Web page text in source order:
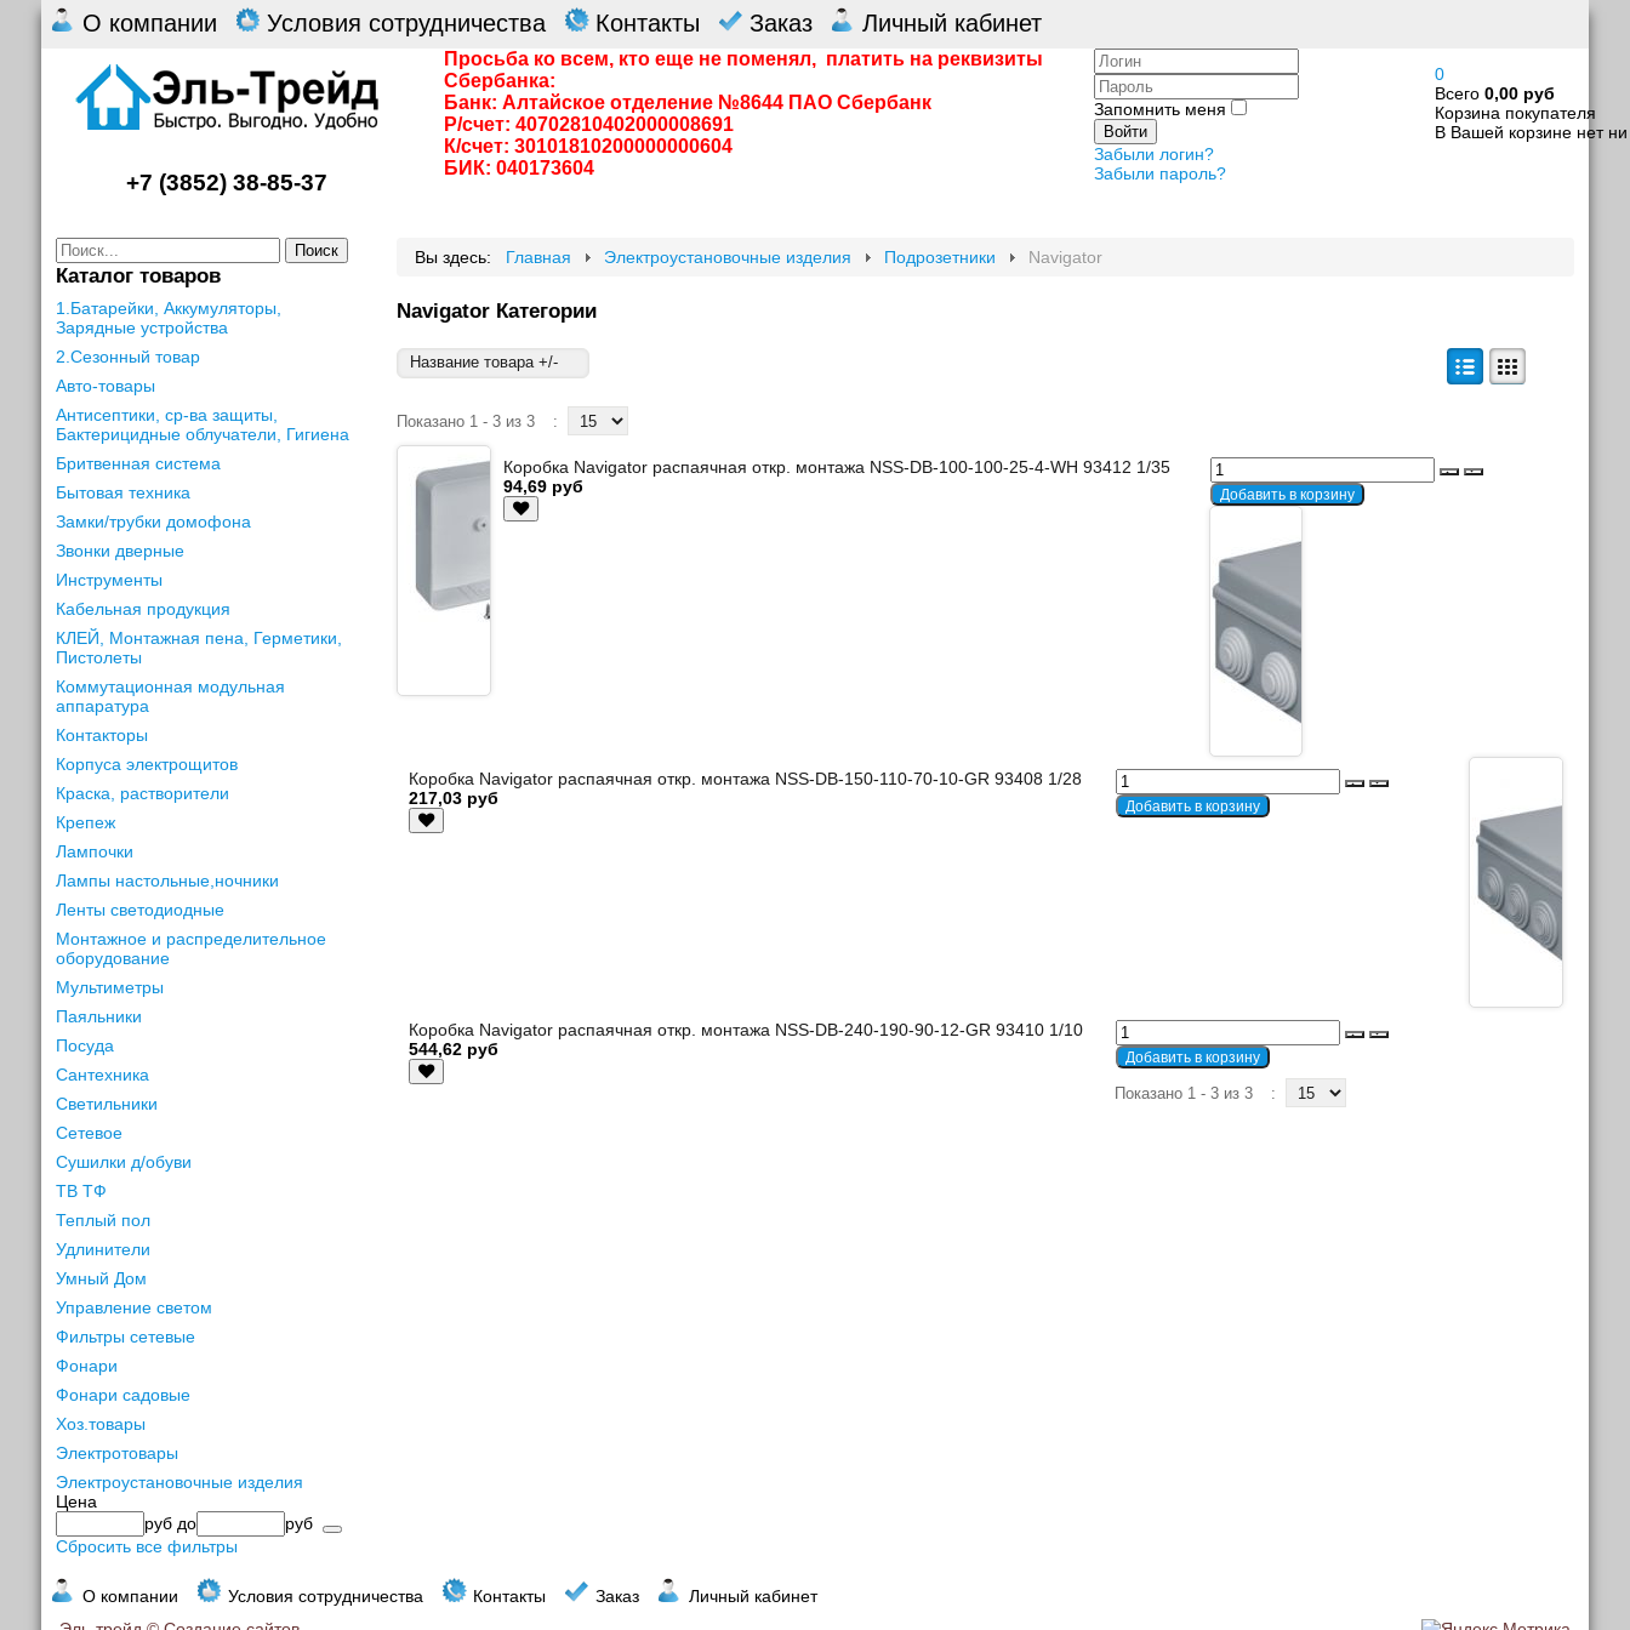
О компании Условия сотрудничества Контакты Заказ Личный кабинет
0
Всего 0,00 руб
Корзина покупателя
В Вашей корзине нет ни
Логин
Пароль
Запомнить меня
Войти
Забыли логин?
Забыли пароль?
Просьба ко всем, кто еще не поменял, платить на реквизиты
Сбербанка:
Банк: Алтайское отделение №8644 ПАО Сбербанк
Р/счет: 40702810402000008691
К/счет: 30101810200000000604
БИК: 040173604
+7 (3852) 38-85-37
Поиск
Каталог товаров
1.Батарейки, Аккумуляторы,
Зарядные устройства
2.Сезонный товар
Авто-товары
Антисептики, ср-ва защиты,
Бактерицидные облучатели, Гигиена
Бритвенная система
Бытовая техника
Замки/трубки домофона
Звонки дверные
Инструменты
Кабельная продукция
КЛЕЙ, Монтажная пена, Герметики,
Пистолеты
Коммутационная модульная
аппаратура
Контакторы
Корпуса электрощитов
Краска, растворители
Крепеж
Лампочки
Лампы настольные,ночники
Ленты светодиодные
Монтажное и распределительное
оборудование
Мультиметры
Паяльники
Посуда
Сантехника
Светильники
Сетевое
Сушилки д/обуви
ТВ ТФ
Теплый пол
Удлинители
Умный Дом
Управление светом
Фильтры сетевые
Фонари
Фонари садовые
Хоз.товары
Электротовары
Электроустановочные изделия
Цена
руб до
руб
Сбросить все фильтры
Вы здесь: Главная Электроустановочные изделия Подрозетники Navigator
Navigator Категории
Название товара +/-
Показано 1 - 3 из 3 :
Коробка Navigator распаячная откр. монтажа NSS-DB-100-100-25-4-WH 93412 1/35
94,69 руб
Коробка Navigator распаячная откр. монтажа NSS-DB-150-110-70-10-GR 93408 1/28
217,03 руб
Коробка Navigator распаячная откр. монтажа NSS-DB-240-190-90-12-GR 93410 1/10
544,62 руб
Показано 1 - 3 из 3 :
О компании Условия сотрудничества Контакты Заказ
Личный кабинет